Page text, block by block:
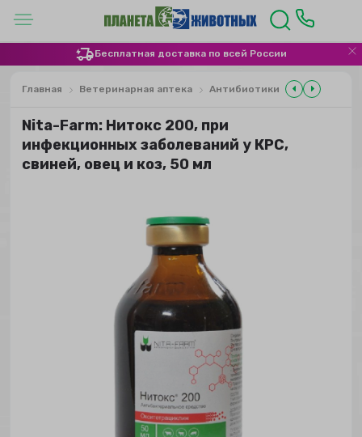
Бесплатная доставка по всей России
Главная Ветеринарная аптека Антибиотики
Nita-Farm: Нитокс 200, при
инфекционных заболеваний у КРС,
свиней, овец и коз, 50 мл